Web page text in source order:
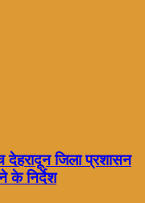
देहरादून जिला प्रशासन
के निर्देश